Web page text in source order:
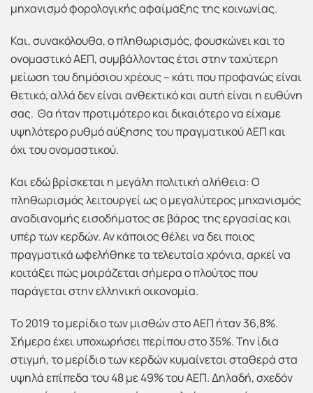
μηχανισμό φορολογικής αφαίμαξης της κοινωνίας.
Και, συνακόλουθα, ο πληθωρισμός, φουσκώνει και το
ονομαστικό ΑΕΠ, συμβάλλοντας έτσι στην ταχύτερη
μείωση του δημόσιου χρέους – κάτι που προφανώς είναι
θετικό, αλλά δεν είναι ανθεκτικό και αυτή είναι η ευθύνη
σας. Θα ήταν προτιμότερο και δικαιότερο να είχαμε
υψηλότερο ρυθμό αύξησης του πραγματικού ΑΕΠ και
όχι του ονομαστικού.
Και εδώ βρίσκεται η μεγάλη πολιτική αλήθεια: Ο
πληθωρισμός λειτουργεί ως ο μεγαλύτερος μηχανισμός
αναδιανομής εισοδήματος σε βάρος της εργασίας και
υπέρ των κερδών. Αν κάποιος θέλει να δει ποιος
πραγματικά ωφελήθηκε τα τελευταία χρόνια, αρκεί να
κοιτάξει πώς μοιράζεται σήμερα ο πλούτος που
παράγεται στην ελληνική οικονομία.
Το 2019 το μερίδιο των μισθών στο ΑΕΠ ήταν 36,8%.
Σήμερα έχει υποχωρήσει περίπου στο 35%. Την ίδια
στιγμή, το μερίδιο των κερδών κυμαίνεται σταθερά στα
υψηλά επίπεδα του 48 με 49% του ΑΕΠ. Δηλαδή, σχεδόν